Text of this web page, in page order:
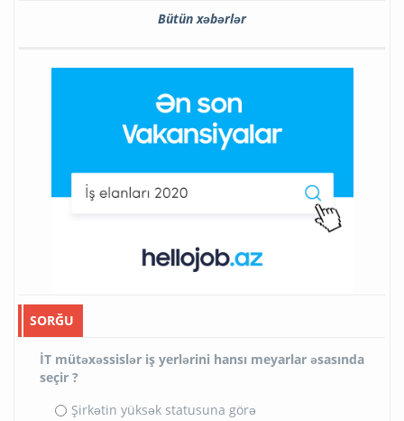
Bütün xəbərlər
SORĞU
İT mütəxəssislər iş yerlərini hansı meyarlar əsasında
seçir ?
Şirkətin yüksək statusuna görə